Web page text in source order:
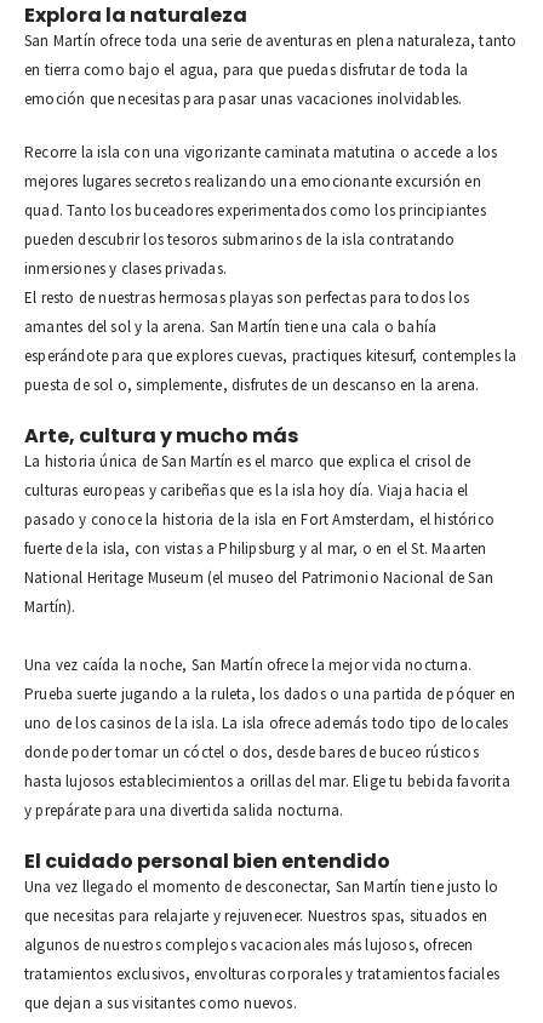
Explora la naturaleza
San Martín ofrece toda una serie de aventuras en plena naturaleza, tanto
en tierra como bajo el agua, para que puedas disfrutar de toda la
emoción que necesitas para pasar unas vacaciones inolvidables.
Recorre la isla con una vigorizante caminata matutina o accede a los
mejores lugares secretos realizando una emocionante excursión en
quad. Tanto los buceadores experimentados como los principiantes
pueden descubrir los tesoros submarinos de la isla contratando
inmersiones y clases privadas.
El resto de nuestras hermosas playas son perfectas para todos los
amantes del sol y la arena. San Martín tiene una cala o bahía
esperándote para que explores cuevas, practiques kitesurf, contemples la
puesta de sol o, simplemente, disfrutes de un descanso en la arena.
Arte, cultura y mucho más
La historia única de San Martín es el marco que explica el crisol de
culturas europeas y caribeñas que es la isla hoy día. Viaja hacia el
pasado y conoce la historia de la isla en Fort Amsterdam, el histórico
fuerte de la isla, con vistas a Philipsburg y al mar, o en el St. Maarten
National Heritage Museum (el museo del Patrimonio Nacional de San
Martín).
Una vez caída la noche, San Martín ofrece la mejor vida nocturna.
Prueba suerte jugando a la ruleta, los dados o una partida de póquer en
uno de los casinos de la isla. La isla ofrece además todo tipo de locales
donde poder tomar un cóctel o dos, desde bares de buceo rústicos
hasta lujosos establecimientos a orillas del mar. Elige tu bebida favorita
y prepárate para una divertida salida nocturna.
El cuidado personal bien entendido
Una vez llegado el momento de desconectar, San Martín tiene justo lo
que necesitas para relajarte y rejuvenecer. Nuestros spas, situados en
algunos de nuestros complejos vacacionales más lujosos, ofrecen
tratamientos exclusivos, envolturas corporales y tratamientos faciales
que dejan a sus visitantes como nuevos.